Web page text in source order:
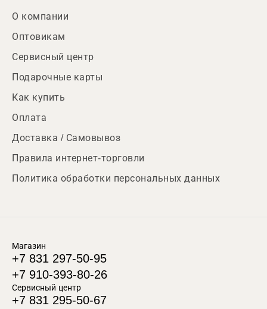
О компании
Оптовикам
Сервисный центр
Подарочные карты
Как купить
Оплата
Доставка / Самовывоз
Правила интернет-торговли
Политика обработки персональных данных
Магазин
+7 831 297-50-95
+7 910-393-80-26
Сервисный центр
+7 831 295-50-67